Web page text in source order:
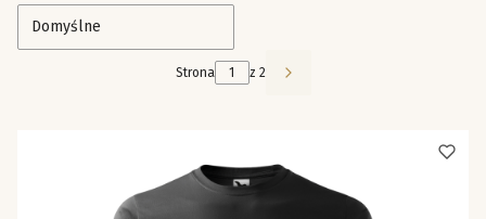
Domyślne
Strona z 2 Następne produkty